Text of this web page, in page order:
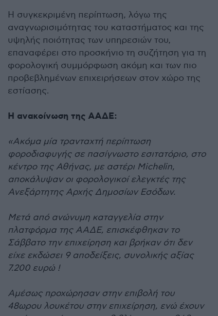
Η συγκεκριμένη περίπτωση, λόγω της
αναγνωρισιμότητας του καταστήματος και της
υψηλής ποιότητας των υπηρεσιών του,
επαναφέρει στο προσκήνιο τη συζήτηση για τη
φορολογική συμμόρφωση ακόμη και των πιο
προβεβλημένων επιχειρήσεων στον χώρο της
εστίασης.
Η ανακοίνωση της ΑΑΔΕ:
«Ακόμα μία τρανταχτή περίπτωση
φοροδιαφυγής σε πασίγνωστο εσιτατόριο, στο
κέντρο της Αθήνας, με αστέρι Michelin,
αποκάλυψαν οι φορολογικοί ελεγκτές της
Ανεξάρτητης Αρχής Δημοσίων Εσόδων.
Μετά από ανώνυμη καταγγελία στην
πλατφόρμα της ΑΑΔΕ, επισκέφθηκαν το
Σάββατο την επιχείρηση και βρήκαν ότι δεν
είχε εκδώσει 9 αποδείξεις, συνολικής αξίας
7.200 ευρώ !
Αμέσως προχώρησαν στην επιβολή του
48ωρου λουκέτου στην επιχείρηση, ενώ έχουν